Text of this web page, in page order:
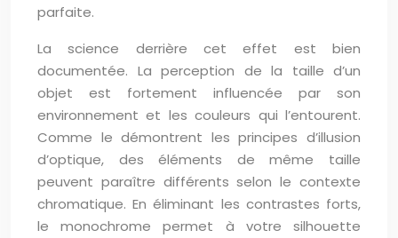
parfaite.
La science derrière cet effet est bien
documentée. La perception de la taille d’un
objet est fortement influencée par son
environnement et les couleurs qui l’entourent.
Comme le démontrent les principes d’illusion
d’optique, des éléments de même taille
peuvent paraître différents selon le contexte
chromatique. En éliminant les contrastes forts,
le monochrome permet à votre silhouette